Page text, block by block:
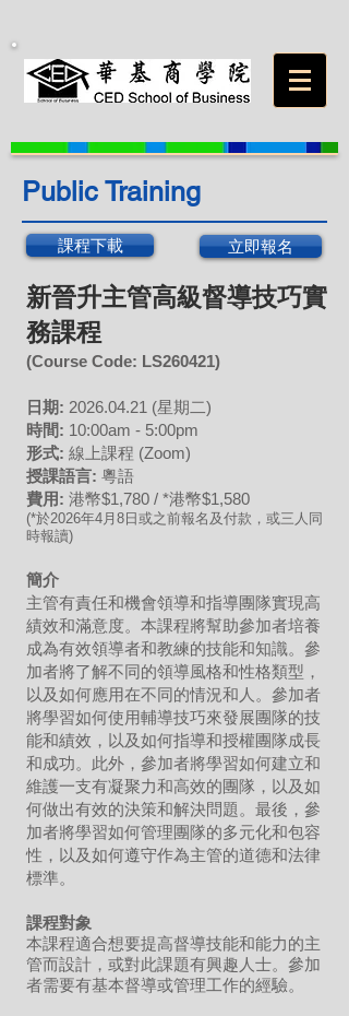
Public Training
課程下載 立即報名
新晉升主管高級督導技巧實
務課程
(Course Code: LS260421)
日期: 2026.04.21 (星期二)
時間: 10:00am - 5:00pm
形式: 線上課程 (Zoom)
授課語言: 粵語
費用: 港幣$1,780 / *港幣$1,580
(*於2026年4月8日或之前報名及付款，或三人同
時報讀)
簡介
主管有責任和機會領導和指導團隊實現高
績效和滿意度。本課程將幫助參加者培養
成為有效領導者和教練的技能和知識。參
加者將了解不同的領導風格和性格類型，
以及如何應用在不同的情況和人。參加者
將學習如何使用輔導技巧來發展團隊的技
能和績效，以及如何指導和授權團隊成長
和成功。此外，參加者將學習如何建立和
維護一支有凝聚力和高效的團隊，以及如
何做出有效的決策和解決問題。最後，參
加者將學習如何管理團隊的多元化和包容
性，以及如何遵守作為主管的道德和法律
標準。
課程對象
本課程適合想要提高督導技能和能力的主
管而設計，或對此課題有興趣人士。參加
者需要有基本督導或管理工作的經驗。